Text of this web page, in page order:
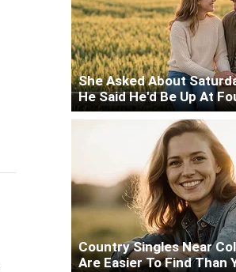
She Asked About
He Said He'd Be Up At
Country Singles Near
Are Easier To Find Than